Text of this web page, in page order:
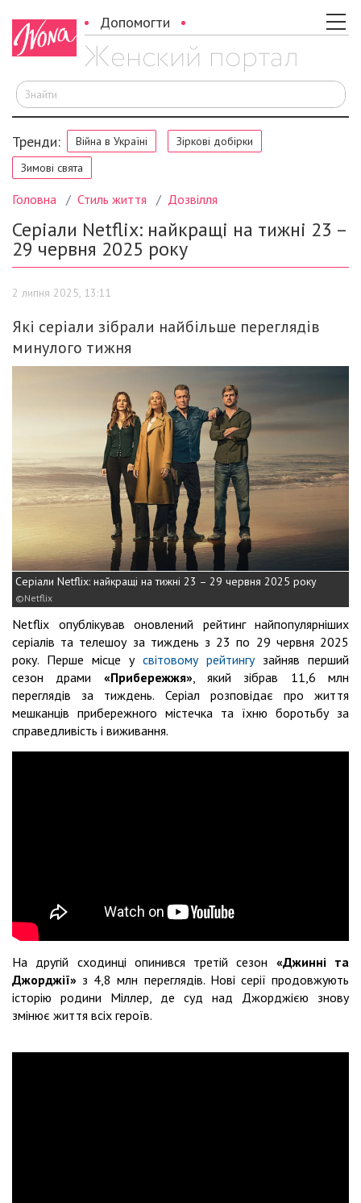
Допомогти
Тренди: Війна в Україні
Зіркові добірки
Зимові свята
Головна Стиль життя Дозвілля
Серіали Netflix: найкращі на тижні 23 –
29 червня 2025 року
2 липня 2025, 13:11
Які серіали зібрали найбільше переглядів
минулого тижня
Серіали Netflix: найкращі на тижні 23 – 29 червня 2025 року
Netflix
Netflix опублікував оновлений рейтинг найпопулярніших
серіалів та телешоу за тиждень з 23 по 29 червня 2025
року. Перше місце у світовому рейтингузайняв перший
сезон драми «Прибережжя», який зібрав 11,6 млн
переглядів за тиждень. Серіал розповідає про життя
мешканців прибережного містечка та їхню боротьбу за
справедливість і виживання.
На другій сходинці опинився третій сезон «Джинні та
Джорджії» з 4,8 млн переглядів. Нові серії продовжують
історію родини Міллер, де суд над Джорджією знову
змінює життя всіх героїв.